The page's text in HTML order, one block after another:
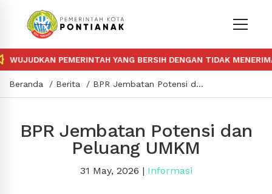
PEMERINTAH YANG BERSIH DENGAN TIDAK MENERIMA
Beranda Berita BPR Jembatan Potensi dan Peluang UMKM
BPR Jembatan Potensi dan
Peluang UMKM
31 May, 2026 | Informasi